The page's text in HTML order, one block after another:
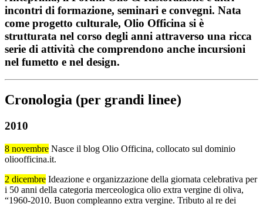
incontri di formazione, seminari e convegni. Nata
come progetto culturale, Olio Officina si è
strutturata nel corso degli anni attraverso una ricca
serie di attività che comprendono anche incursioni
nel fumetto e nel design.
Cronologia (per grandi linee)
2010
8 novembre Nasce il blog Olio Officina, collocato sul dominio
olioofficina.it.
2 dicembre Ideazione e organizzazione della giornata celebrativa per
i 50 anni della categoria merceologica olio extra vergine di oliva,
“1960-2010. Buon compleanno extra vergine. Tributo al re dei